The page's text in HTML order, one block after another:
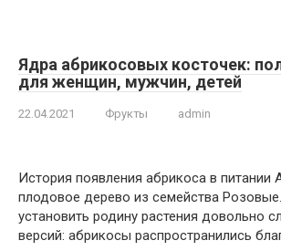
Ядра абрикосовых косточек:
для женщин, мужчин, детей
22.04.2021 Фрукты admin
История появления абрикоса в питании
плодовое дерево из семейства
установить родину растения довольно
версий: абрикосы распространились